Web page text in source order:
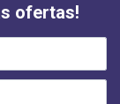
ofertas!